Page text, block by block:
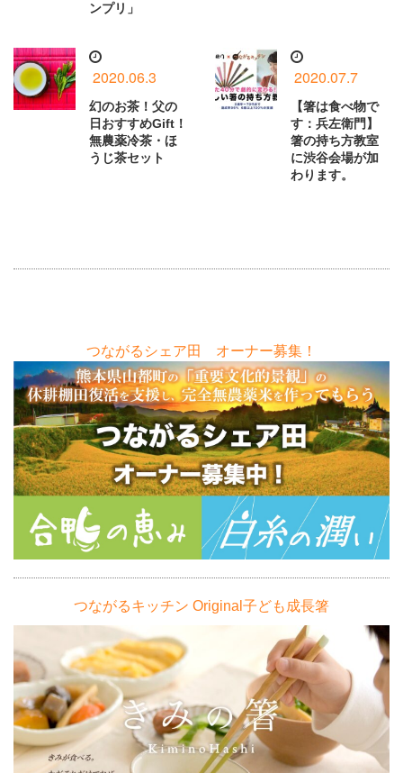
ンプリ」
2020.06.3
幻のお茶！父の
日おすすめGift！
無農薬冷茶・ほ
うじ茶セット
2020.07.7
【箸は食べ物で
す：兵左衛門】
箸の持ち方教室
に渋谷会場が加
わります。
つながるシェア田 オーナー募集！
つながるキッチン Original子ども成長箸